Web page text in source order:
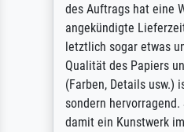
des Auftrags hat eine
angekündigte
letztlich sogar etwas
Qualität des Papiers
(Farben, Details usw.)
sondern
damit ein Kunstwerk